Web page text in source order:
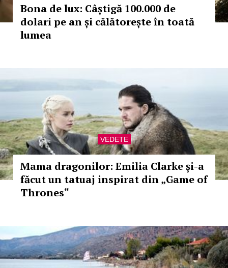
Bona de lux: Câștigă 100.000 de
dolari pe an și călătorește în toată
lumea
VEDETE
Mama dragonilor: Emilia Clarke și-a
făcut un tatuaj inspirat din „Game of
Thrones“